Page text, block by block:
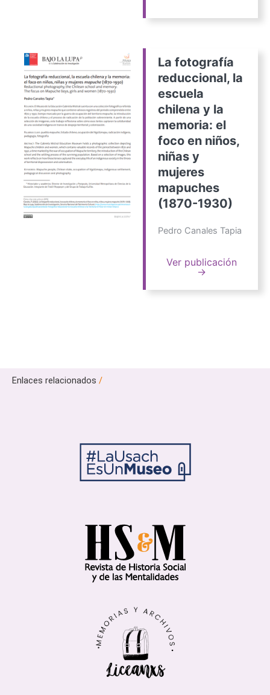
La fotografía
reduccional, la
escuela
chilena y la
memoria: el
foco en niños,
niñas y
mujeres
mapuches
(1870-1930)
Pedro Canales Tapia
Ver publicación
→
Enlaces relacionados /